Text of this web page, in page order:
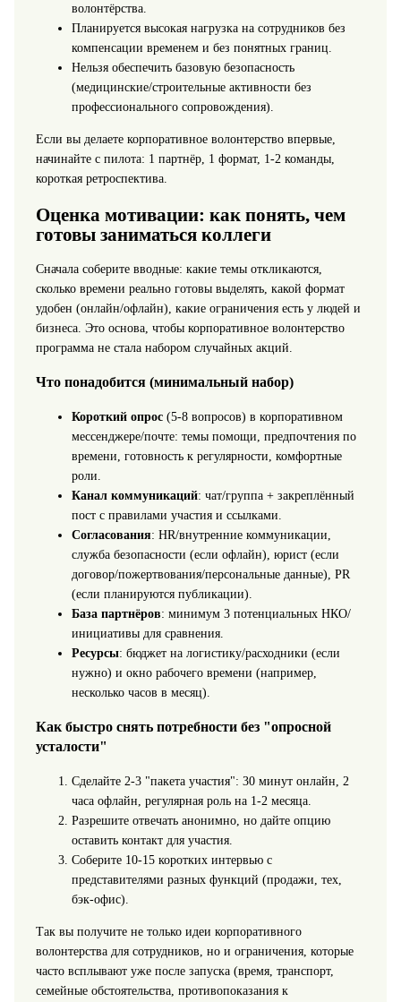
волонтёрства.
Планируется высокая нагрузка на сотрудников без
компенсации временем и без понятных границ.
Нельзя обеспечить базовую безопасность
(медицинские/строительные активности без
профессионального сопровождения).
Если вы делаете корпоративное волонтерство впервые,
начинайте с пилота: 1 партнёр, 1 формат, 1-2 команды,
короткая ретроспектива.
Оценка мотивации: как понять, чем
готовы заниматься коллеги
Сначала соберите вводные: какие темы откликаются,
сколько времени реально готовы выделять, какой формат
удобен (онлайн/офлайн), какие ограничения есть у людей и
бизнеса. Это основа, чтобы корпоративное волонтерство
программа не стала набором случайных акций.
Что понадобится (минимальный набор)
Короткий опрос(5-8 вопросов) в корпоративном
мессенджере/почте: темы помощи, предпочтения по
времени, готовность к регулярности, комфортные
роли.
Канал коммуникаций: чат/группа + закреплённый
пост с правилами участия и ссылками.
Согласования: HR/внутренние коммуникации,
служба безопасности (если офлайн), юрист (если
договор/пожертвования/персональные данные), PR
(если планируются публикации).
База партнёров: минимум 3 потенциальных НКО/
инициативы для сравнения.
Ресурсы: бюджет на логистику/расходники (если
нужно) и окно рабочего времени (например,
несколько часов в месяц).
Как быстро снять потребности без "опросной
усталости"
Сделайте 2-3 "пакета участия": 30 минут онлайн, 2
часа офлайн, регулярная роль на 1-2 месяца.
Разрешите отвечать анонимно, но дайте опцию
оставить контакт для участия.
Соберите 10-15 коротких интервью с
представителями разных функций (продажи, тех,
бэк-офис).
Так вы получите не только идеи корпоративного
волонтерства для сотрудников, но и ограничения, которые
часто всплывают уже после запуска (время, транспорт,
семейные обстоятельства, противопоказания к